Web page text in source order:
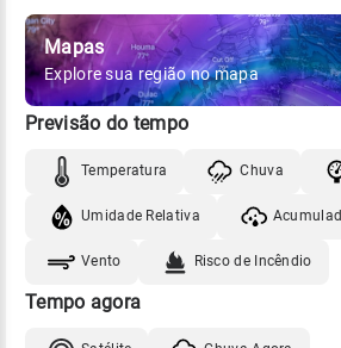
Mapas
Explore sua região no mapa
Previsão do tempo
Temperatura Chuva
Umidade Relativa
Vento Risco de Incêndio
Tempo agora